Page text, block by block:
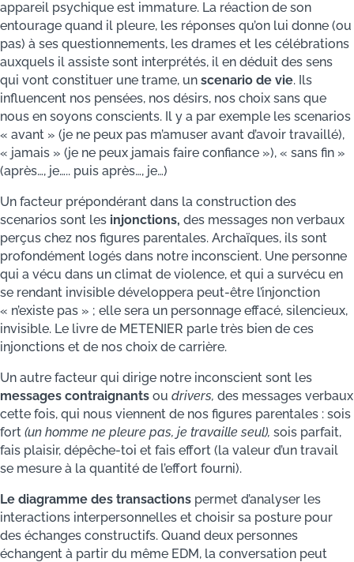
appareil psychique est immature. La réaction de son
entourage quand il pleure, les réponses qu’on lui donne (ou
pas) à ses questionnements, les drames et les célébrations
auxquels il assiste sont interprétés, il en déduit des sens
qui vont constituer une trame, un scenario de vie. Ils
influencent nos pensées, nos désirs, nos choix sans que
nous en soyons conscients. Il y a par exemple les scenarios
« avant » (je ne peux pas m’amuser avant d’avoir travaillé),
« jamais » (je ne peux jamais faire confiance »), « sans fin »
(après…, je….. puis après…, je…)
Un facteur prépondérant dans la construction des
scenarios sont les injonctions, des messages non verbaux
perçus chez nos figures parentales. Archaïques, ils sont
profondément logés dans notre inconscient. Une personne
qui a vécu dans un climat de violence, et qui a survécu en
se rendant invisible développera peut-être l’injonction
« n’existe pas » ; elle sera un personnage effacé, silencieux,
invisible. Le livre de METENIER parle très bien de ces
injonctions et de nos choix de carrière.
Un autre facteur qui dirige notre inconscient sont les
messages contraignants ou drivers, des messages verbaux
cette fois, qui nous viennent de nos figures parentales : sois
fort (un homme ne pleure pas, je travaille seul), sois parfait,
fais plaisir, dépêche-toi et fais effort (la valeur d’un travail
se mesure à la quantité de l’effort fourni).
Le diagramme des transactions permet d’analyser les
interactions interpersonnelles et choisir sa posture pour
des échanges constructifs. Quand deux personnes
échangent à partir du même EDM, la conversation peut